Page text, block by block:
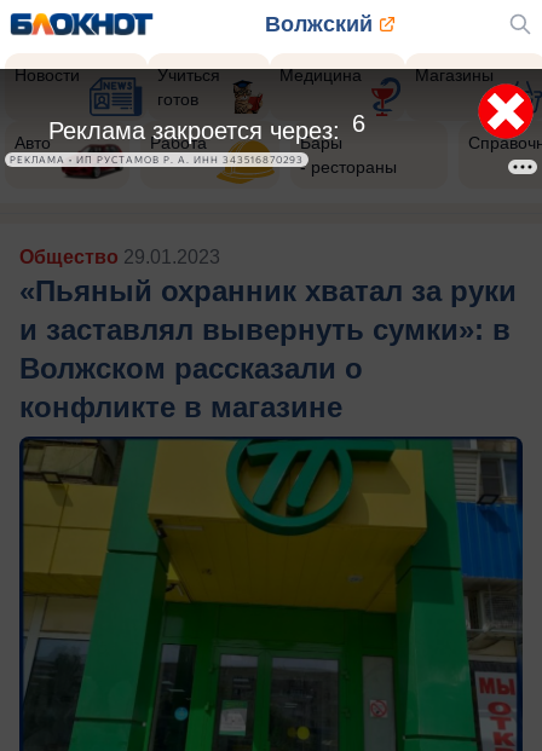
Волжский
Новости
Учиться
готов
Медицина Магазины
Авто Работа
Бары
- рестораны
Общество 29.01.2023
«Пьяный охранник хватал за руки
и заставлял вывернуть сумки»: в
Волжском рассказали о
конфликте в магазине
5
Реклама закроется через:
РЕКЛАМА • ИП РУСТАМОВ Р. А. ИНН 343516870293